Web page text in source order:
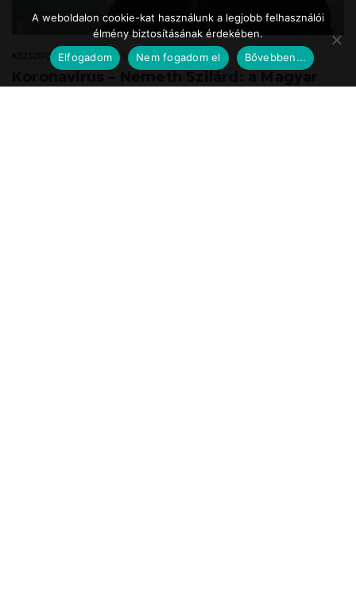
Közszolgálat.hu 2020.05.24. 17:39
A weboldalon cookie-kat használunk a legjobb felhasználói
élmény biztosításának érdekében.
Elfogadom
Nem fogadom el Bővebben...